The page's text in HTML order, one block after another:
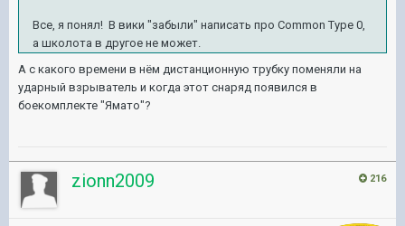
Все, я понял! В вики "забыли" написать про Common Type 0,
а школота в другое не может.
А с какого времени в нём дистанционную трубку поменяли на
ударный взрыватель и когда этот снаряд появился в
боекомплекте "Ямато"?
216
zionn2009